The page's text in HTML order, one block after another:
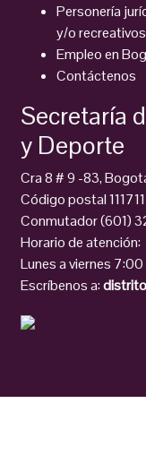
Personería
y/o recreativos
Empleo en
Contáctenos
Secretaría
y Deporte
Cra 8 # 9 -83,
Código postal 111711
Conmutador (601)
Horario de atención:
Lunes a viernes
Escríbenos a: